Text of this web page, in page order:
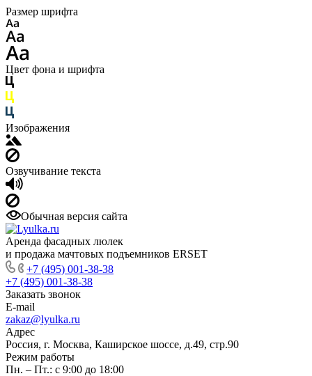
Размер шрифта
Цвет фона и шрифта
Изображения
Озвучивание текста
Обычная версия сайта
Аренда фасадных люлек
и продажа мачтовых подъемников ERSET
+7 (495) 001-38-38
+7 (495) 001-38-38
Заказать звонок
E-mail
zakaz@lyulka.ru
Адрес
Россия, г. Москва, Каширское шоссе, д.49, стр.90
Режим работы
Пн. – Пт.: с 9:00 до 18:00